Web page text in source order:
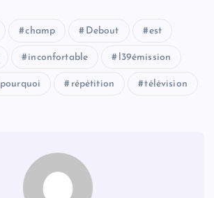
champ Debout est
inconfortable l39émission
pourquoi répétition télévision